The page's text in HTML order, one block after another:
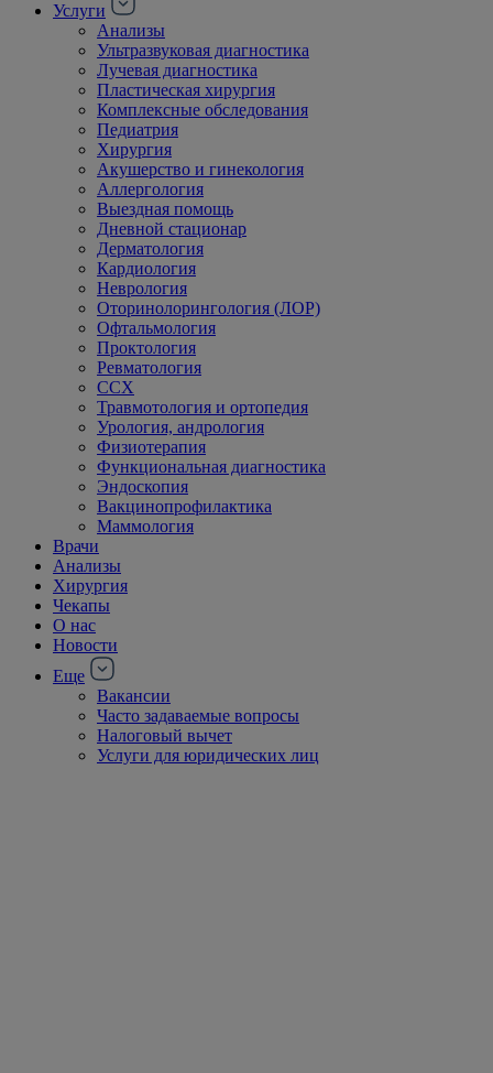
Услуги
Анализы
Ультразвуковая диагностика
Лучевая диагностика
Пластическая хирургия
Комплексные обследования
Педиатрия
Хирургия
Акушерство и гинекология
Аллергология
Выездная помощь
Дневной стационар
Дерматология
Кардиология
Неврология
Оторинолорингология (ЛОР)
Офтальмология
Проктология
Ревматология
ССХ
Травмотология и ортопедия
Урология, андрология
Физиотерапия
Функциональная диагностика
Эндоскопия
Вакцинопрофилактика
Маммология
Врачи
Анализы
Хирургия
Чекапы
О нас
Новости
Еще
Вакансии
Часто задаваемые вопросы
Налоговый вычет
Услуги для юридических лиц